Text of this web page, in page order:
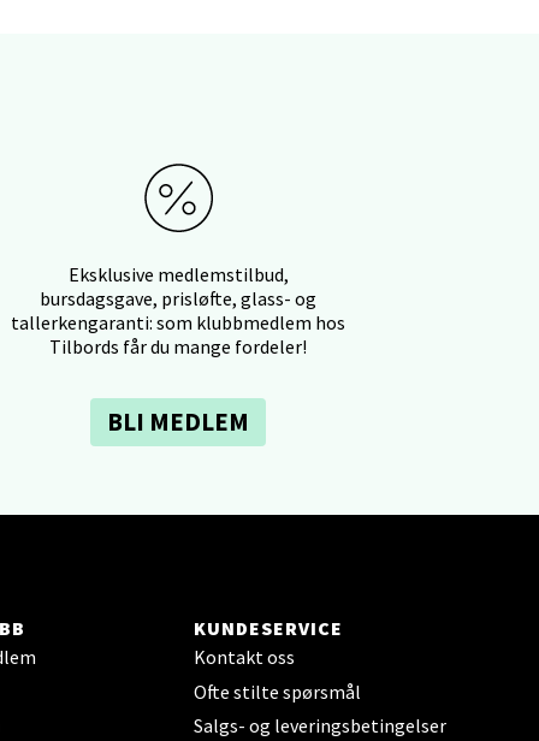
Eksklusive medlemstilbud,
bursdagsgave, prisløfte, glass- og
tallerkengaranti: som klubbmedlem hos
Tilbords får du mange fordeler!
BLI MEDLEM
KUNDESERVICE
Kontakt oss
Ofte stilte spørsmål
Salgs- og leveringsbetingelser